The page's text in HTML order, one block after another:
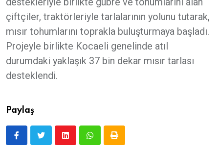
çiftçiler, traktörleriyle tarlalarının yolunu tutarak,
mısır tohumlarını toprakla buluşturmaya başladı.
Projeyle birlikte Kocaeli genelinde atıl
durumdaki yaklaşık 37 bin dekar mısır tarlası
desteklendi.
Paylaş